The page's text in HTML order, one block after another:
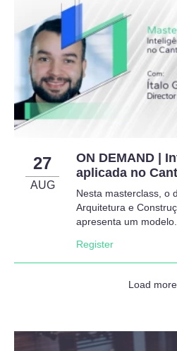
27
AUG
ON DEMAND |
aplicada no
Nesta masterclass, o
Arquitetura e
apresenta um modelo...
Register
Load more